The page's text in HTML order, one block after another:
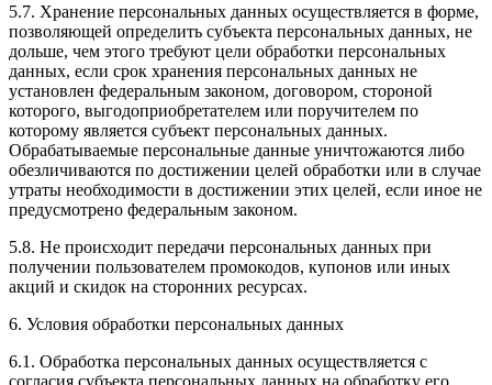
5.7. Хранение персональных данных осуществляется в форме,
позволяющей определить субъекта персональных данных, не
дольше, чем этого требуют цели обработки персональных
данных, если срок хранения персональных данных не
установлен федеральным законом, договором, стороной
которого, выгодоприобретателем или поручителем по
которому является субъект персональных данных.
Обрабатываемые персональные данные уничтожаются либо
обезличиваются по достижении целей обработки или в случае
утраты необходимости в достижении этих целей, если иное не
предусмотрено федеральным законом.
5.8. Не происходит передачи персональных данных при
получении пользователем промокодов, купонов или иных
акций и скидок на сторонних ресурсах.
6. Условия обработки персональных данных
6.1. Обработка персональных данных осуществляется с
согласия субъекта персональных данных на обработку его